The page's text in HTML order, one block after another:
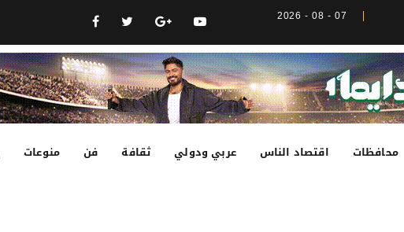
07 - 08 - 2026
محافظات اقتصاد الناس عربي ودولي ثقافة فن منوعات